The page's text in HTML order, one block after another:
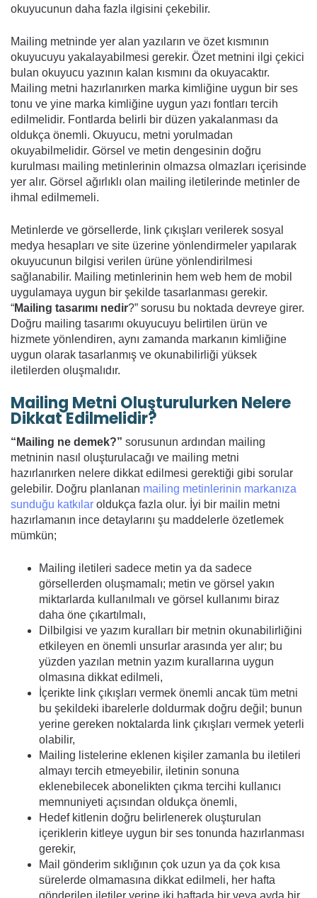
okuyucunun daha fazla ilgisini çekebilir.
Mailing metninde yer alan yazıların ve özet kısmının
okuyucuyu yakalayabilmesi gerekir. Özet metnini ilgi çekici
bulan okuyucu yazının kalan kısmını da okuyacaktır.
Mailing metni hazırlanırken marka kimliğine uygun bir ses
tonu ve yine marka kimliğine uygun yazı fontları tercih
edilmelidir. Fontlarda belirli bir düzen yakalanması da
oldukça önemli. Okuyucu, metni yorulmadan
okuyabilmelidir. Görsel ve metin dengesinin doğru
kurulması mailing metinlerinin olmazsa olmazları içerisinde
yer alır. Görsel ağırlıklı olan mailing iletilerinde metinler de
ihmal edilmemeli.
Metinlerde ve görsellerde, link çıkışları verilerek sosyal
medya hesapları ve site üzerine yönlendirmeler yapılarak
okuyucunun bilgisi verilen ürüne yönlendirilmesi
sağlanabilir. Mailing metinlerinin hem web hem de mobil
uygulamaya uygun bir şekilde tasarlanması gerekir.
“Mailing tasarımı nedir?” sorusu bu noktada devreye girer.
Doğru mailing tasarımı okuyucuyu belirtilen ürün ve
hizmete yönlendiren, aynı zamanda markanın kimliğine
uygun olarak tasarlanmış ve okunabilirliği yüksek
iletilerden oluşmalıdır.
Mailing Metni Oluşturulurken Nelere
Dikkat Edilmelidir?
“Mailing ne demek?” sorusunun ardından mailing
metninin nasıl oluşturulacağı ve mailing metni
hazırlanırken nelere dikkat edilmesi gerektiği gibi sorular
gelebilir. Doğru planlanan mailing metinlerinin markanıza
sunduğu katkılar oldukça fazla olur. İyi bir mailin metni
hazırlamanın ince detaylarını şu maddelerle özetlemek
mümkün;
Mailing iletileri sadece metin ya da sadece
görsellerden oluşmamalı; metin ve görsel yakın
miktarlarda kullanılmalı ve görsel kullanımı biraz
daha öne çıkartılmalı,
Dilbilgisi ve yazım kuralları bir metnin okunabilirliğini
etkileyen en önemli unsurlar arasında yer alır; bu
yüzden yazılan metnin yazım kurallarına uygun
olmasına dikkat edilmeli,
İçerikte link çıkışları vermek önemli ancak tüm metni
bu şekildeki ibarelerle doldurmak doğru değil; bunun
yerine gereken noktalarda link çıkışları vermek yeterli
olabilir,
Mailing listelerine eklenen kişiler zamanla bu iletileri
almayı tercih etmeyebilir, iletinin sonuna
eklenebilecek abonelikten çıkma tercihi kullanıcı
memnuniyeti açısından oldukça önemli,
Hedef kitlenin doğru belirlenerek oluşturulan
içeriklerin kitleye uygun bir ses tonunda hazırlanması
gerekir,
Mail gönderim sıklığının çok uzun ya da çok kısa
sürelerde olmamasına dikkat edilmeli, her hafta
gönderilen iletiler yerine iki haftada bir veya ayda bir